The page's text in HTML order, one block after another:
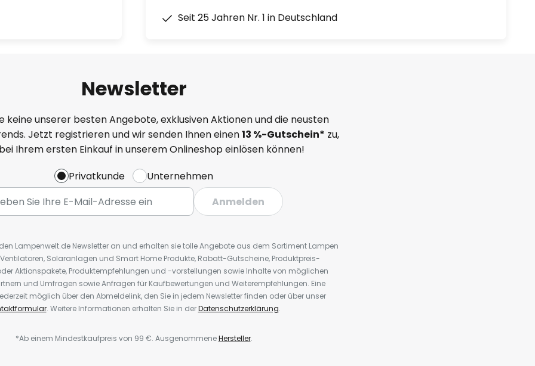
Seit 25 Jahren Nr. 1 in Deutschland
Newsletter
keine unserer besten Angebote, exklusiven Aktionen und die neusten
Jetzt registrieren und wir senden Ihnen einen13 %-Gutschein* zu,
Ihrem ersten Einkauf in unserem Onlineshop einlösen können!
Privatkunde
Unternehmen
Anmelden
Lampenwelt.de Newsletter an und erhalten sie tolle Angebote aus dem Sortiment Lampen
Solaranlagen und Smart Home Produkte, Rabatt-Gutscheine, Produktpreis-
Aktionspakete, Produktempfehlungen und -vorstellungen sowie Inhalte von möglichen
und Umfragen sowie Anfragen für Kaufbewertungen und Weiterempfehlungen. Eine
möglich über den Abmeldelink, den Sie in jedem Newsletter finden oder über unser
. Weitere Informationen erhalten Sie in derDatenschutzerklärung.
*Ab einem Mindestkaufpreis von 99 €. AusgenommeneHersteller.